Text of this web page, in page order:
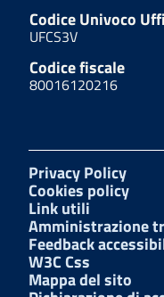
Codice Univoco
UFCS3V
Codice fiscale
80016120216
Privacy Policy
Cookies policy
Link utili
Amministrazione
Feedback
W3C Css
Mappa del sito